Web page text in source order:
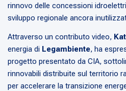
rinnovo delle concessioni
sviluppo regionale ancora
Attraverso un contributo video,
energia di Legambiente, ha
progetto presentato da CIA,
rinnovabili distribuite sul territorio
per accelerare la transizione